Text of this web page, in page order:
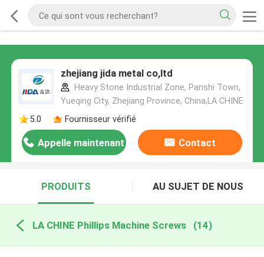
zhejiang jida metal co,ltd
Heavy Stone Industrial Zone, Panshi Town,
Yueqing City, Zhejiang Province, China,LA CHINE
5.0
Fournisseur vérifié
Appelle maintenant Contact
PRODUITS AU SUJET DE NOUS
LA CHINE Phillips Machine Screws (14)